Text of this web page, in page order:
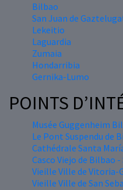
Bilbao
San Juan de
Lekeitio
Laguardia
Zumaia
Hondarribia
Gernika-Lumo
POINTS
Musée Guggenheim
Le Pont Suspendu de
Cathédrale Santa
Casco Viejo de Bilbao
Vieille Ville de Vitoria-
Vieille Ville de San